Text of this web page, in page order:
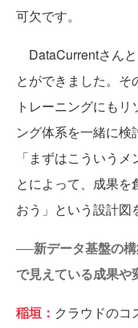
可欠です。
DataCurrentさん
とができました。
トレーニングにも
ング体系を一緒に検
「まずはこういう
とによって、成果を
おう」という設計図
──新データ基盤の
で見えている成果や
稲垣： クラウドのコ